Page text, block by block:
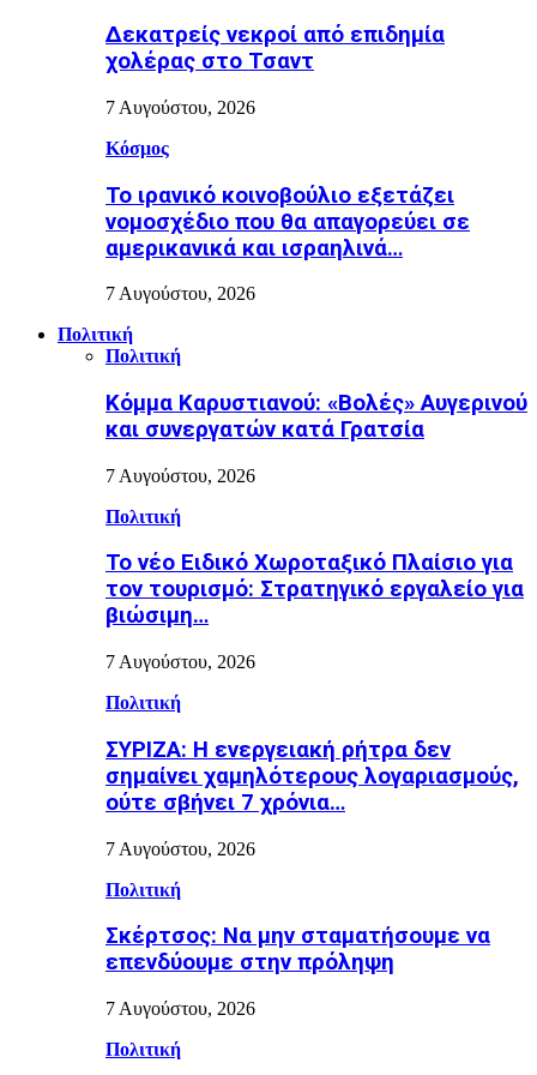
Δεκατρείς νεκροί από επιδημία
χολέρας στο Τσαντ
7 Αυγούστου, 2026
Κόσμος
Το ιρανικό κοινοβούλιο εξετάζει
νομοσχέδιο που θα απαγορεύει σε
αμερικανικά και ισραηλινά…
7 Αυγούστου, 2026
Πολιτική
Πολιτική
Κόμμα Καρυστιανού: «Βολές» Αυγερινού
και συνεργατών κατά Γρατσία
7 Αυγούστου, 2026
Πολιτική
Το νέο Ειδικό Χωροταξικό Πλαίσιο για
τον τουρισμό: Στρατηγικό εργαλείο για
βιώσιμη…
7 Αυγούστου, 2026
Πολιτική
ΣΥΡΙΖΑ: Η ενεργειακή ρήτρα δεν
σημαίνει χαμηλότερους λογαριασμούς,
ούτε σβήνει 7 χρόνια…
7 Αυγούστου, 2026
Πολιτική
Σκέρτσος: Να μην σταματήσουμε να
επενδύουμε στην πρόληψη
7 Αυγούστου, 2026
Πολιτική